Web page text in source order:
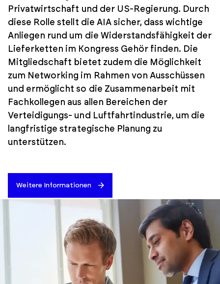
Privatwirtschaft und der US-Regierung. Durch
diese Rolle stellt die AIA sicher, dass wichtige
Anliegen rund um die Widerstandsfähigkeit der
Lieferketten im Kongress Gehör finden. Die
Mitgliedschaft bietet zudem die Möglichkeit
zum Networking im Rahmen von Ausschüssen
und ermöglicht so die Zusammenarbeit mit
Fachkollegen aus allen Bereichen der
Verteidigungs- und Luftfahrtindustrie, um die
langfristige strategische Planung zu
unterstützen.
Weitere Informationen